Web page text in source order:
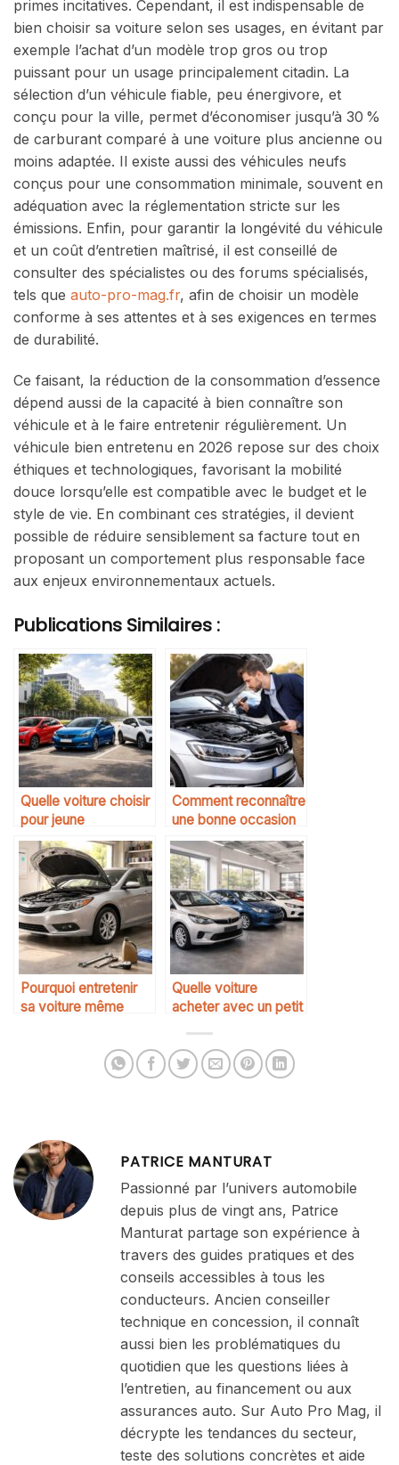
primes incitatives. Cependant, il est indispensable de
bien choisir sa voiture selon ses usages, en évitant par
exemple l’achat d’un modèle trop gros ou trop
puissant pour un usage principalement citadin. La
sélection d’un véhicule fiable, peu énergivore, et
conçu pour la ville, permet d’économiser jusqu’à 30 %
de carburant comparé à une voiture plus ancienne ou
moins adaptée. Il existe aussi des véhicules neufs
conçus pour une consommation minimale, souvent en
adéquation avec la réglementation stricte sur les
émissions. Enfin, pour garantir la longévité du véhicule
et un coût d’entretien maîtrisé, il est conseillé de
consulter des spécialistes ou des forums spécialisés,
tels que auto-pro-mag.fr, afin de choisir un modèle
conforme à ses attentes et à ses exigences en termes
de durabilité.
Ce faisant, la réduction de la consommation d’essence
dépend aussi de la capacité à bien connaître son
véhicule et à le faire entretenir régulièrement. Un
véhicule bien entretenu en 2026 repose sur des choix
éthiques et technologiques, favorisant la mobilité
douce lorsqu’elle est compatible avec le budget et le
style de vie. En combinant ces stratégies, il devient
possible de réduire sensiblement sa facture tout en
proposant un comportement plus responsable face
aux enjeux environnementaux actuels.
Publications Similaires :
Quelle voiture choisir
pour jeune
conducteur
Comment reconnaître
une bonne occasion
automobile
Pourquoi entretenir
sa voiture même
Quelle voiture
acheter avec un petit
PATRICE MANTURAT
Passionné par l’univers automobile
depuis plus de vingt ans, Patrice
Manturat partage son expérience à
travers des guides pratiques et des
conseils accessibles à tous les
conducteurs. Ancien conseiller
technique en concession, il connaît
aussi bien les problématiques du
quotidien que les questions liées à
l’entretien, au financement ou aux
assurances auto. Sur Auto Pro Mag, il
décrypte les tendances du secteur,
teste des solutions concrètes et aide